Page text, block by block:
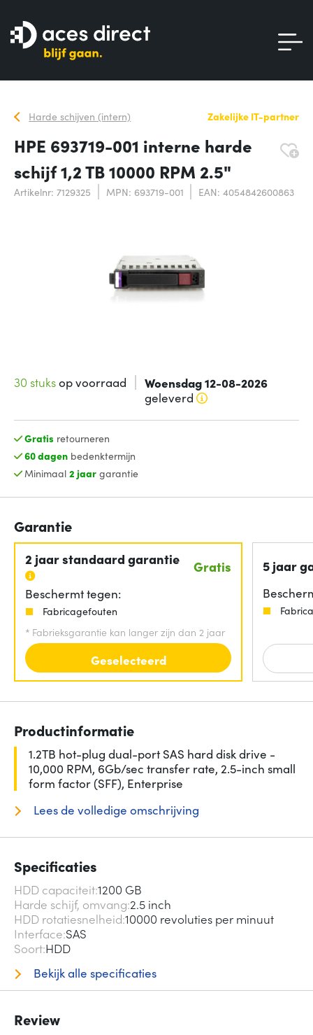
Harde schijven (intern) Zakelijke IT-partner
HPE 693719-001 interne harde
schijf 1,2 TB 10000 RPM 2.5"
Artikelnr: 7129325 MPN: 693719-001 EAN: 4054842600863
30 stuksop voorraad Woensdag 12-08-2026
geleverd
Gratis retourneren
60 dagenbedenktermijn
Minimaal 2 jaargarantie
Garantie
2 jaar standaard garantie Gratis
Beschermt tegen:
Fabricagefouten
* Fabrieksgarantie kan langer zijn dan 2 jaar
Geselecteerd
5 jaar
Productinformatie
1.2TB hot-plug dual-port SAS hard disk drive -
10,000 RPM, 6Gb/sec transfer rate, 2.5-inch small
form factor (SFF), Enterprise
Lees de volledige omschrijving
Specificaties
HDD capaciteit1200 GB
Harde schijf, omvang 2.5 inch
HDD rotatiesnelheid 10000 revoluties per minuut
Interface SAS
Soort HDD
Bekijk alle specificaties
Review